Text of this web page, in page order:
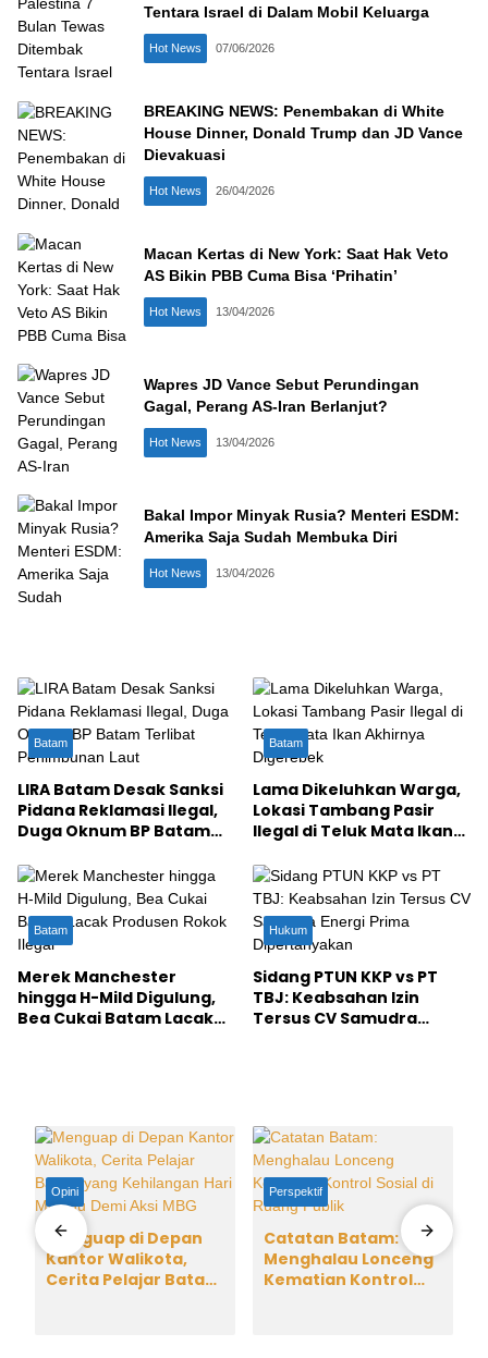
Tentara Israel di Dalam Mobil Keluarga
Hot News 07/06/2026
BREAKING NEWS: Penembakan di White
House Dinner, Donald Trump dan JD Vance
Dievakuasi
Hot News 26/04/2026
Macan Kertas di New York: Saat Hak Veto
AS Bikin PBB Cuma Bisa ‘Prihatin’
Hot News 13/04/2026
Wapres JD Vance Sebut Perundingan
Gagal, Perang AS-Iran Berlanjut?
Hot News 13/04/2026
Bakal Impor Minyak Rusia? Menteri ESDM:
Amerika Saja Sudah Membuka Diri
Hot News 13/04/2026
Batam
LIRA Batam Desak Sanksi
Pidana Reklamasi Ilegal,
Duga Oknum BP Batam
Batam
Lama Dikeluhkan Warga,
Lokasi Tambang Pasir
Ilegal di Teluk Mata Ikan
Batam
Merek Manchester
hingga H-Mild Digulung,
Bea Cukai Batam Lacak
Hukum
Sidang PTUN KKP vs PT
TBJ: Keabsahan Izin
Tersus CV Samudra
Opini
Menguap di Depan
Kantor Walikota,
Cerita Pelajar Batam
Perspektif
Catatan Batam:
Menghalau Lonceng
Kematian Kontrol